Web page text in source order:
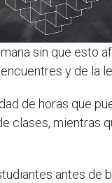
sin que esto
y de la
de horas que
clases, mientras
antes de